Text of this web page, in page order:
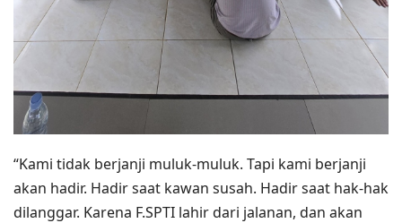
“Kami tidak berjanji muluk-muluk. Tapi kami berjanji
akan hadir. Hadir saat kawan susah. Hadir saat hak-hak
dilanggar. Karena F.SPTI lahir dari jalanan, dan akan